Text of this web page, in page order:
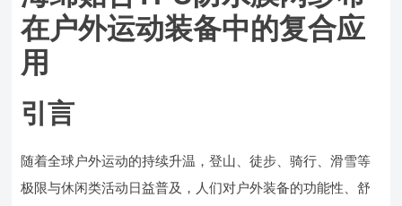
在户外运动装备中的复合应
用
引言
随着全球户外运动的持续升温，登山、徒步、骑行、滑雪等
极限与休闲类活动日益普及，人们对户外装备的功能性、舒